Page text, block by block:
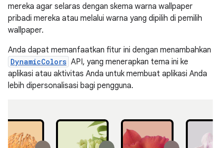
mereka agar selaras dengan skema warna wallpaper
pribadi mereka atau melalui warna yang dipilih di pemilih
wallpaper.
Anda dapat memanfaatkan fitur ini dengan menambahkan
DynamicColors API, yang menerapkan tema ini ke
aplikasi atau aktivitas Anda untuk membuat aplikasi Anda
lebih dipersonalisasi bagi pengguna.